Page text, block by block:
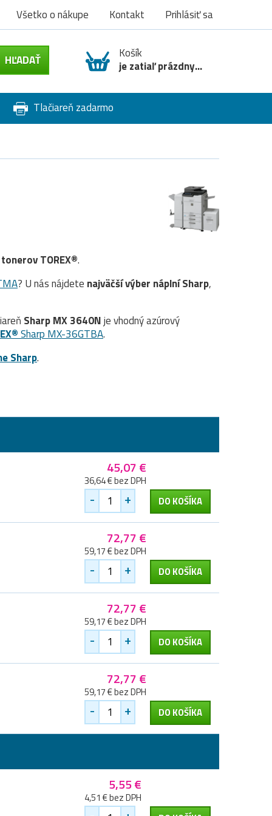
Všetko o nákupe Kontakt Prihlásiť sa
Košík
je zatiaľ prázdny...
Tlačiareň zadarmo
tonerov TOREX®.
? U nás nájdete najväčší výber náplní Sharp,
Sharp MX 3640Nje vhodný azúrový
Sharp MX-36GTBA.
Sharp.
45,07 €
36,64 € bez DPH
- + DO KOŠÍKA
72,77 €
59,17 € bez DPH
- + DO KOŠÍKA
72,77 €
59,17 € bez DPH
- + DO KOŠÍKA
72,77 €
59,17 € bez DPH
- + DO KOŠÍKA
5,55 €
4,51 € bez DPH